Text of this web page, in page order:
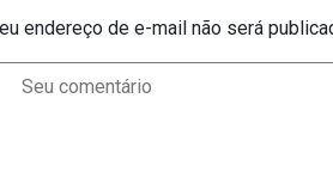
endereço de e-mail não será